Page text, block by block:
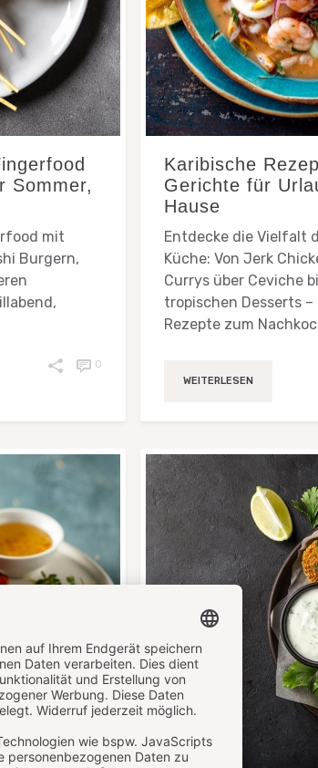
Sommer,
mit
Burgern,
0
Karibische
Gerichte für
Hause
Entdecke die Vielfalt
Küche: Von Jerk
Currys über Ceviche
tropischen Desserts
Rezepte zum
WEITERLESEN